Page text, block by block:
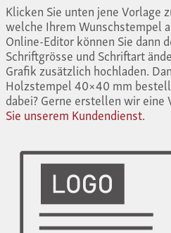
Klicken Sie unten jene Vorlage
welche Ihrem Wunschstempel
Online-Editor können Sie dann
Schriftgrösse und Schriftart
Grafik zusätzlich hochladen.
Holzstempel 40×40 mm
dabei? Gerne erstellen wir eine
Sie unserem Kundendienst.